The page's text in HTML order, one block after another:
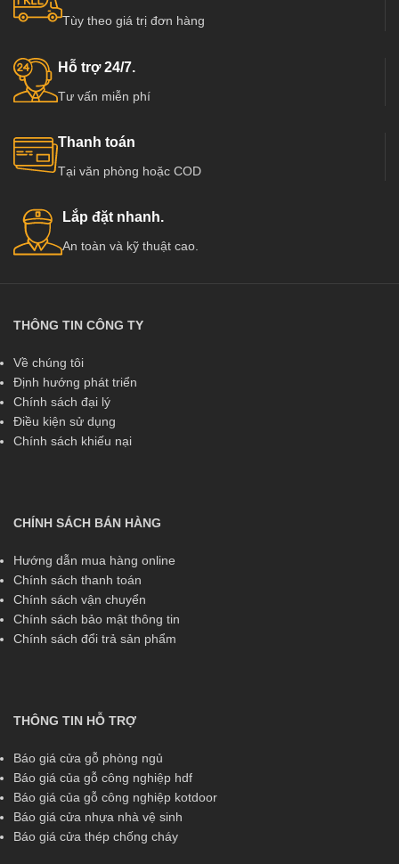
Tùy theo giá trị đơn hàng
Hỗ trợ 24/7.
Tư vấn miễn phí
Thanh toán
Tại văn phòng hoặc COD
Lắp đặt nhanh.
An toàn và kỹ thuật cao.
THÔNG TIN CÔNG TY
Về chúng tôi
Định hướng phát triển
Chính sách đại lý
Điều kiện sử dụng
Chính sách khiếu nại
CHÍNH SÁCH BÁN HÀNG
Hướng dẫn mua hàng online
Chính sách thanh toán
Chính sách vận chuyển
Chính sách bảo mật thông tin
Chính sách đổi trả sản phẩm
THÔNG TIN HỖ TRỢ
Báo giá cửa gỗ phòng ngủ
Báo giá của gỗ công nghiệp hdf
Báo giá của gỗ công nghiệp kotdoor
Báo giá cửa nhựa nhà vệ sinh
Báo giá cửa thép chống cháy